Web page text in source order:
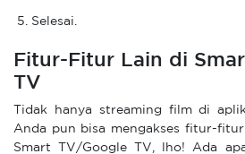
Selesai.
Fitur-Fitur Lain di
TV
Tidak hanya streaming film di
Anda pun bisa mengakses fitur-
Smart TV/Google TV, lho! Ada